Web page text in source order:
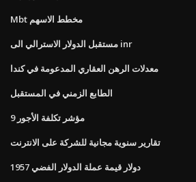
Mbt مخطط الاسهم
مستقبل الدولار الاسترالي الى inr
معدلات الرهن العقاري المدعومة في كندا
الطابع الزمني في المستقبل
مؤشر تكلفة الأجور 9
تقارير سنوية مجانية للشركة على الانترنت
1957 دولار قيمة عملة الدولار الفضي